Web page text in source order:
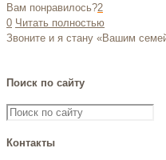
Вам понравилось?2
0 Читать полностью
Звоните и я стану «Вашим
Поиск по сайту
Контакты